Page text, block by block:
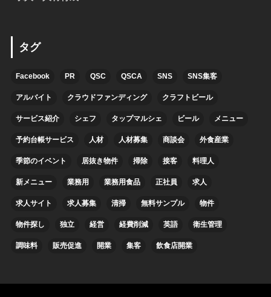
タグ
Facebook PR QSC QSCA SNS SNS集客
アルバイト クラウドファンディング クラフトビール
サービス紹介 シェフ タップマルシェ ビール メニュー
予約台帳サービス 人材 人材募集 商談会 外食産業
季節のイベント 居抜き物件 掃除 接客 料理人
新メニュー 業務用 業務用食品 正社員 求人
求人サイト 求人募集 清掃 無料サンプル 物件
物件探し 独立 経営 経費削減 英語 衛生管理
調味料 販売促進 開業 集客 飲食店開業